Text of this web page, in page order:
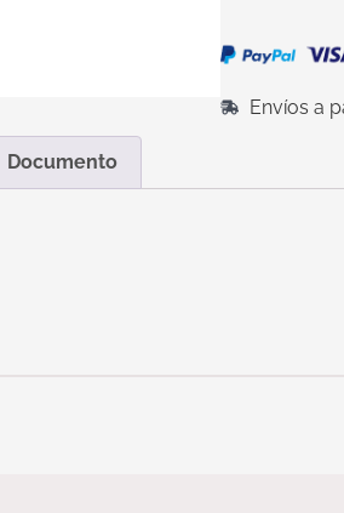
Envíos a
Documento